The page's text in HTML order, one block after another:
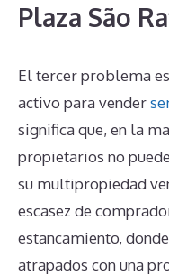
Plaza São
El tercer problema
activo para vender
significa que, en la
propietarios no
su multipropiedad
escasez de
estancamiento,
atrapados con una